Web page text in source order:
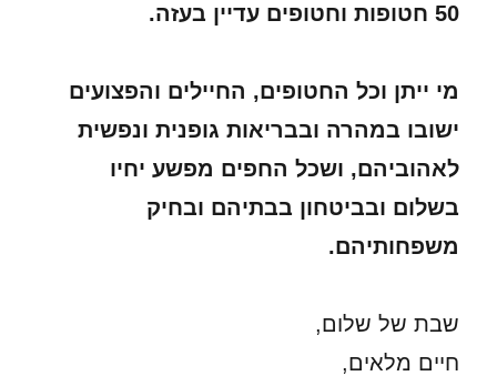
50 חטופות וחטופים עדיין בעזה.
מי ייתן וכל החטופים, החיילים והפצועים
ישובו במהרה ובבריאות גופנית ונפשית
לאהוביהם, ושכל החפים מפשע יחיו
בשלום ובביטחון בבתיהם ובחיק
משפחותיהם.
שבת של שלום,
חיים מלאים,